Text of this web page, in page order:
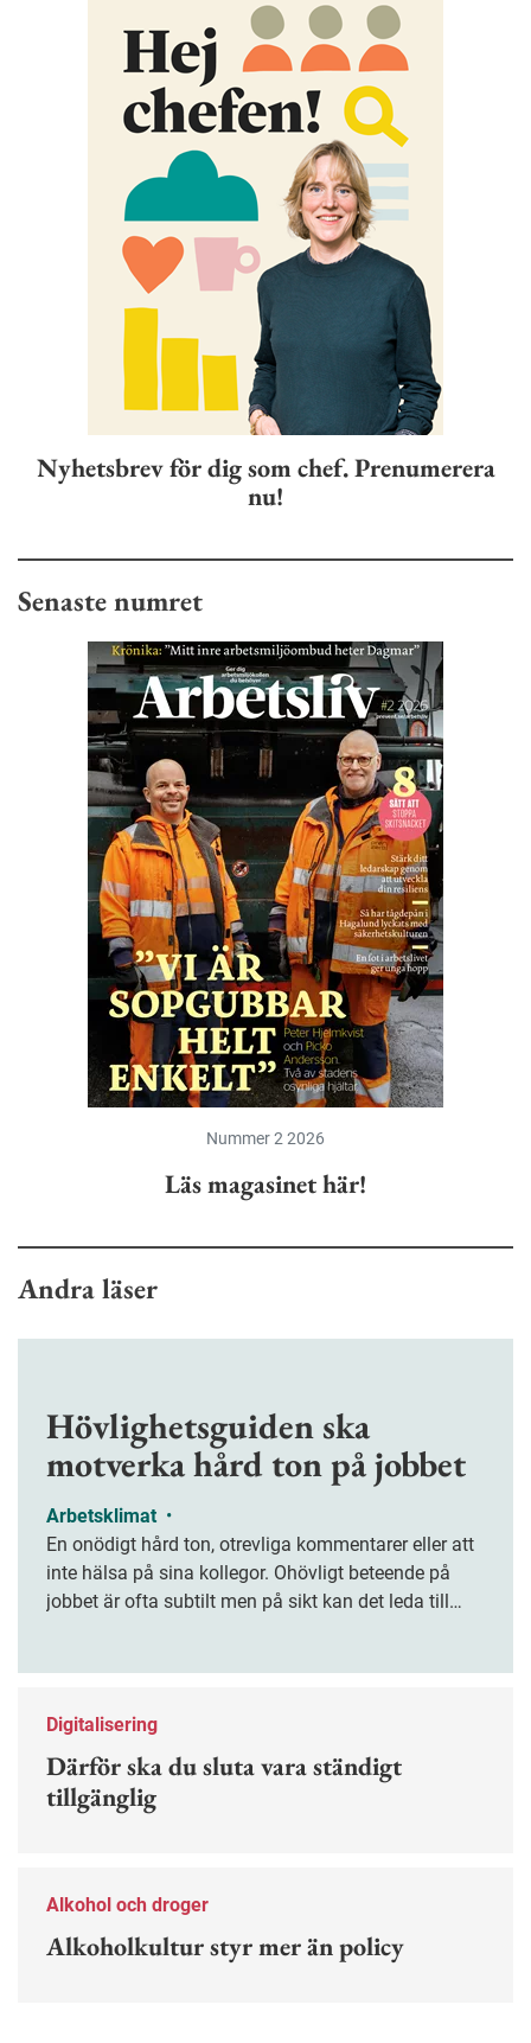
Nyhetsbrev för dig som chef. Prenumerera
nu!
Senaste numret
Nummer 2 2026
Läs magasinet här!
Andra läser
Hövlighetsguiden ska
motverka hård ton på jobbet
Arbetsklimat •
En onödigt hård ton, otrevliga kommentarer eller att
inte hälsa på sina kollegor. Ohövligt beteende på
jobbet är ofta subtilt men på sikt kan det leda till
Digitalisering
Därför ska du sluta vara ständigt
tillgänglig
Alkohol och droger
Alkoholkultur styr mer än policy